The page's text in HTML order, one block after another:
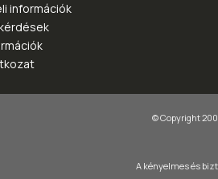
információk
© Copyright
A kényelmes és